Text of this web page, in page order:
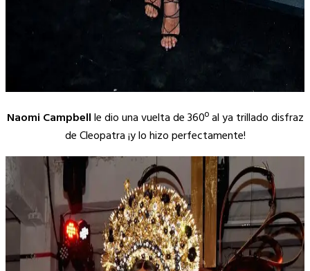
Naomi Campbellle dio una vuelta de 360º al ya trillado disfraz
de Cleopatra ¡y lo hizo perfectamente!